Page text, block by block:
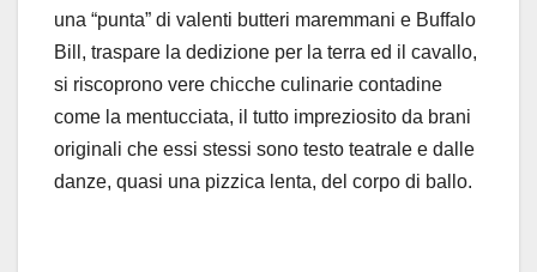
una “punta” di valenti butteri maremmani e Buffalo
Bill, traspare la dedizione per la terra ed il cavallo,
si riscoprono vere chicche culinarie contadine
come la mentucciata, il tutto impreziosito da brani
originali che essi stessi sono testo teatrale e dalle
danze, quasi una pizzica lenta, del corpo di ballo.